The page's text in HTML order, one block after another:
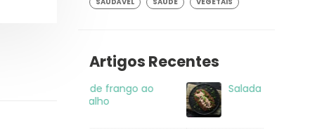
Artigos Recentes
Salada de Atum